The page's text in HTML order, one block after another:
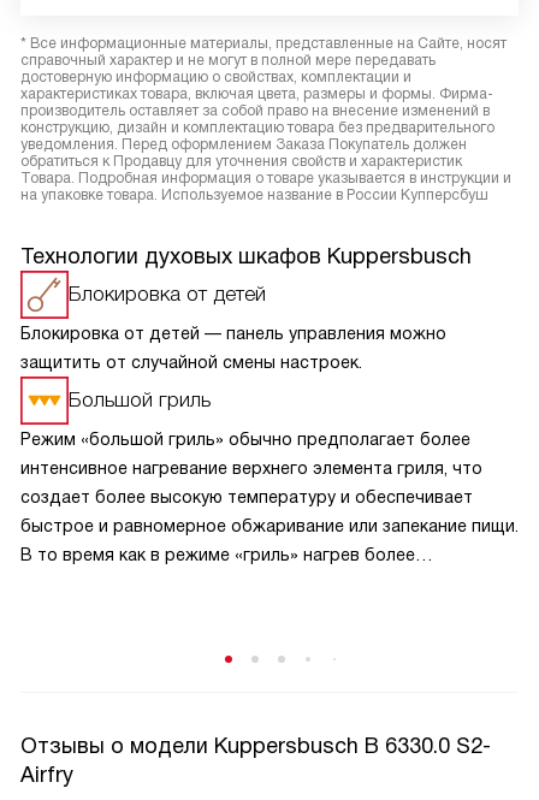
* Все информационные материалы, представленные на Сайте, носят
справочный характер и не могут в полной мере передавать
достоверную информацию о свойствах, комплектации и
характеристиках товара, включая цвета, размеры и формы. Фирма-
производитель оставляет за собой право на внесение изменений в
конструкцию, дизайн и комплектацию товара без предварительного
уведомления. Перед оформлением Заказа Покупатель должен
обратиться к Продавцу для уточнения свойств и характеристик
Товара. Подробная информация о товаре указывается в инструкции и
на упаковке товара. Используемое название в России Купперсбуш
Технологии духовых шкафов Kuppersbusch
Блокировка от детей
Блокировка от детей — панель управления можно
защитить от случайной смены настроек.
Большой гриль
Режим «большой гриль» обычно предполагает более
интенсивное нагревание верхнего элемента гриля, что
создает более высокую температуру и обеспечивает
быстрое и равномерное обжаривание или запекание пищи.
В то время как в режиме «гриль» нагрев более
Отзывы о модели Kuppersbusch B 6330.0 S2-
Airfry